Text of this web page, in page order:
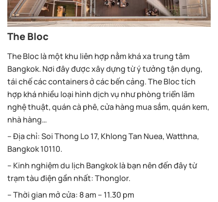
The Bloc
The Bloc là một khu liên hợp nằm khá xa trung tâm
Bangkok. Nơi đây được xây dựng từ ý tưởng tận dụng,
tái chế các containers ở các bến cảng. The Bloc tích
hợp khá nhiều loại hình dịch vụ như phòng triển lãm
nghệ thuật, quán cà phê, cửa hàng mua sắm, quán kem,
nhà hàng…
– Địa chỉ: Soi Thong Lo 17, Khlong Tan Nuea, Watthna,
Bangkok 10110.
– Kinh nghiệm du lịch Bangkok là bạn nên đến đây từ
trạm tàu điện gần nhất: Thonglor.
– Thời gian mở cửa: 8 am – 11.30 pm